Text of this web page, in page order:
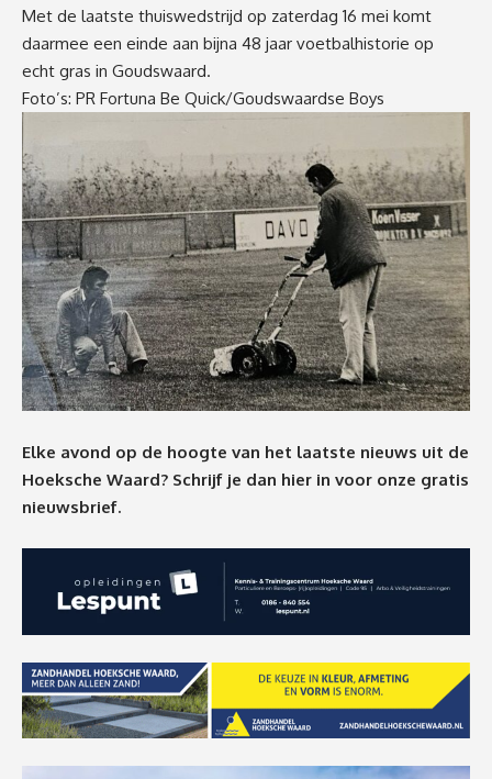
Met de laatste thuiswedstrijd op zaterdag 16 mei komt
daarmee een einde aan bijna 48 jaar voetbalhistorie op
echt gras in Goudswaard.
Foto’s: PR Fortuna Be Quick/Goudswaardse Boys
Elke avond op de hoogte van het laatste nieuws uit de
Hoeksche Waard? Schrijf je dan hier in voor onze gratis
nieuwsbrief.